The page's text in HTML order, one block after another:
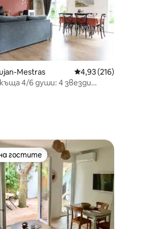
5, 344 отзива
Mestras Средна оценка: 4,93
4,93 (216)
4/6 души: 4 звезди
гостите
гостите